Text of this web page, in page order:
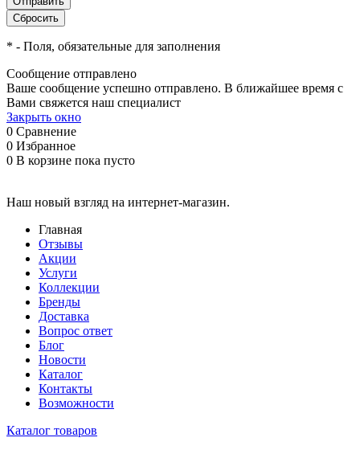
* - Поля, обязательные для заполнения
Сообщение отправлено
Ваше сообщение успешно отправлено. В ближайшее время с
Вами свяжется наш специалист
Закрыть окно
0 Сравнение
0 Избранное
0 В корзине пока пусто
Наш новый взгляд на интернет-магазин.
Главная
Отзывы
Акции
Услуги
Коллекции
Бренды
Доставка
Вопрос ответ
Блог
Новости
Каталог
Контакты
Возможности
Каталог товаров